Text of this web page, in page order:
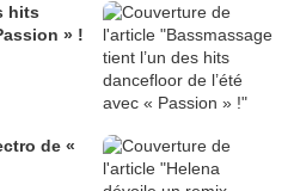
hits
» !
de «